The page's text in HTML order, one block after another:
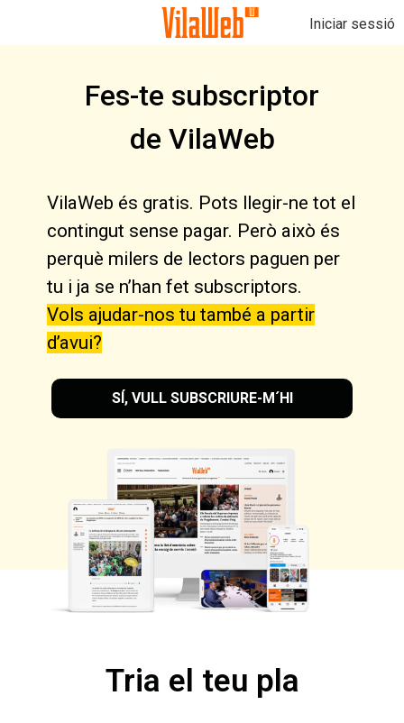
Iniciar sessió
Fes-te subscriptor
de VilaWeb
VilaWeb és gratis. Pots llegir-ne tot el
contingut sense pagar. Però això és
perquè milers de lectors paguen per
tu i ja se n’han fet subscriptors.
Vols ajudar-nos tu també a partir
d’avui?
SÍ, VULL SUBSCRIURE-M´HI
Tria el teu pla